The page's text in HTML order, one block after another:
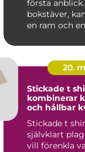
första
bokstäver,
en ram och
20.
Stickade t
kombinerar
och hållbar
Stickade t
självklart
vill förenkla